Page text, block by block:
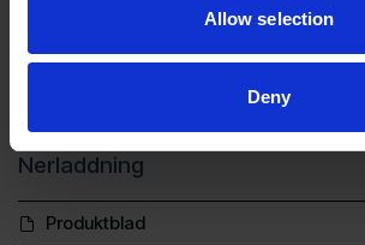
Allow selection
Deny
Nerladdning
Produktblad